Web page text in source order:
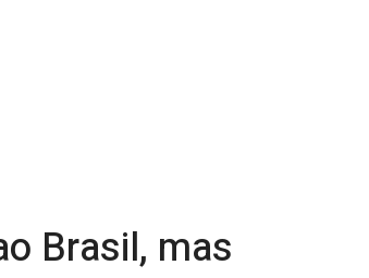
Brasil, mas